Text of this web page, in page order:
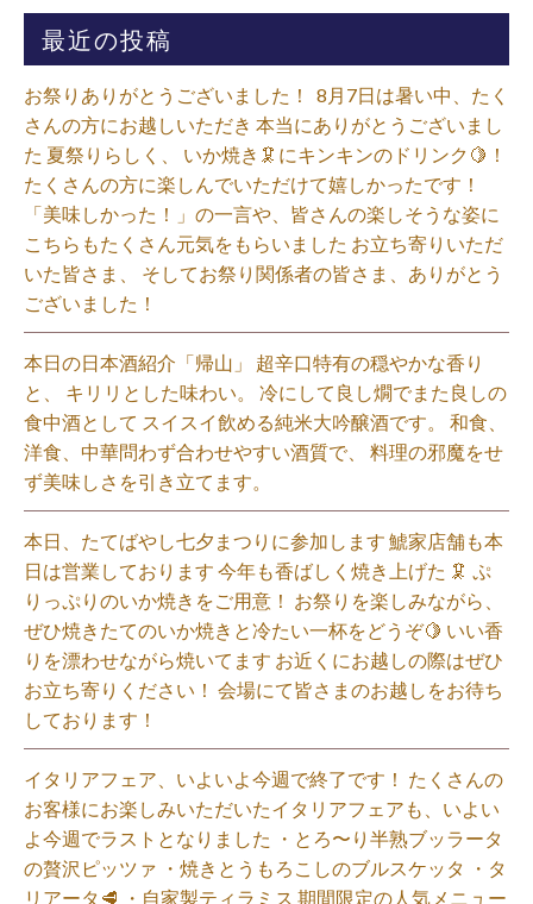
最近の投稿
お祭りありがとうございました！ ⁡ 8月7日は暑い中、たく
さんの方にお越しいただき 本当にありがとうございまし
た 夏祭りらしく、 いか焼き🦑にキンキンのドリンク🍋！
たくさんの方に楽しんでいただけて嬉しかったです！
「美味しかった！」の一言や、皆さんの楽しそうな姿に
こちらもたくさん元気をもらいました️ お立ち寄りいただ
いた皆さま、 そしてお祭り関係者の皆さま、ありがとう
ございました！⁡
本日の日本酒紹介「帰山」 超辛口特有の穏やかな香り
と、 キリリとした味わい。 冷にして良し燗でまた良しの
食中酒として スイスイ飲める純米大吟醸酒です。 和食、
洋食、中華問わず合わせやすい酒質で、 料理の邪魔をせ
ず美味しさを引き立てます。
本日、たてばやし七夕まつりに参加します 鯱家店舗も本
日は営業しております️ 今年も香ばしく焼き上げた 🦑 ぷ
りっぷりのいか焼きをご用意！ お祭りを楽しみながら、
ぜひ焼きたてのいか焼きと冷たい一杯をどうぞ🍋 いい香
りを漂わせながら焼いてます お近くにお越しの際はぜひ
お立ち寄りください！ 会場にて皆さまのお越しをお待ち
しております！
イタリアフェア、いよいよ今週で終了です！ たくさんの
お客様にお楽しみいただいたイタリアフェアも、いよい
よ今週でラストとなりました ・とろ〜り半熟ブッラータ
の贅沢ピッツァ ・焼きとうもろこしのブルスケッタ ・タ
リアータ🥩 ・自家製ティラミス 期間限定の人気メニュー